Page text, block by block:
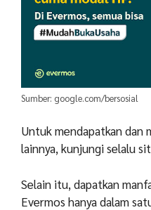
Sumber: google.com/bersosial
Untuk mendapatkan dan
lainnya, kunjungi selalu
Selain itu, dapatkan
Evermos hanya dalam